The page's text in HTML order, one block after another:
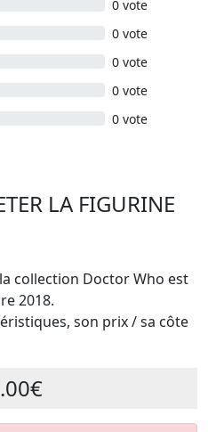
0 vote
0 vote
0 vote
0 vote
0 vote
LA FIGURINE
collection Doctor Who est
2018.
son prix / sa côte